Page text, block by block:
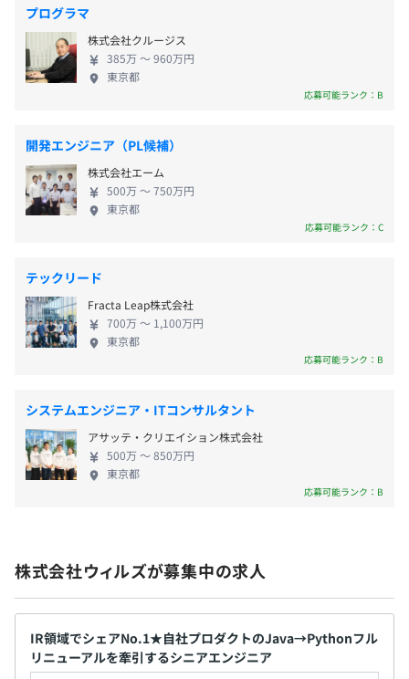
■AIツールの導入（Copilot、他）
■人事評価制度
∟役割等級制度
∟目標管理制度（半期に1回評価）
施しています。
★技術研鑽に前向きなエンジニアの方を歓迎しています！
今はまだ制度にはないことでも気軽にご相談いただきたい
開発環境上、Windowsのマシン（ノートPC）を貸与して
いますが、ご希望があればご相談ください。
※入社前に開発マシンの希望スペックをお聞きして、ご希
プロジェクトごとに選択
Docker
東京メトロ 日比谷線「虎ノ門ヒルズ駅」 A2 出口より 徒
歩約1分
東京メトロ 銀座線「虎ノ門駅」 3番 出口より 徒歩約4分
■コアタイム：10:30〜15:00
■フレキシブルタイム：7:30〜22:00
■推奨時間：9:00〜17:30
休憩時間：休憩60分 ※昼食時間は業務の都合により各々
■完全週休2日制（土日祝日）
∟2日間付与（試用期間中の利用が可能）
■有給休暇（試用期間満了時に10日間付与）
∟午前／午後半休取得が可能
∟有休消化率76%以上 ※2025年度実績
■リフレッシュ休暇（付与日から1年間）
∟入社3年で3日間付与
∟入社5年で5日間付与（以降5年ごとに5日間付与）
■慶弔休暇
∟結婚時5日間、忌引休暇、配偶者の出産休暇など
■育児・介護休暇 時短勤務可
通勤手当：月額上限金額5万円
プログラマ
株式会社クルージス
385万 〜 960万円
東京都
応募可能ランク：B
開発エンジニア（PL候補）
株式会社エーム
500万 〜 750万円
東京都
応募可能ランク：C
テックリード
Fracta Leap株式会社
700万 〜 1,100万円
東京都
応募可能ランク：B
システムエンジニア・ITコンサルタント
アサッテ・クリエイション株式会社
500万 〜 850万円
東京都
応募可能ランク：B
株式会社ウィルズが募集中の求人
IR領域でシェアNo.1★自社プロダクトのJava→Pythonフル
リニューアルを牽引するシニアエンジニア